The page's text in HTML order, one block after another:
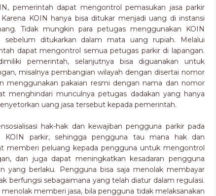
pemerintah dapat mengontrol pemasukan jasa parkir
KOIN hanya bisa ditukar menjadi uang di instansi
Tidak mungkin para petugas menggunakan KOIN
sebelum ditukarkan dalam mata uang rupiah. Melalui
dapat mengontrol semua petugas parkir di lapangan.
pemerintah, selanjutnya bisa diguanakan untuk
misalnya pembangian wilayah dengan disertai nomor
menggunakan pakaian resmi dengan nama dan nomor
menghindari munculnya petugas dadakan yang hanya
uang jasa tersebut kepada pemerintah.
hak-hak dan kewajiban pengguna parkir pada
KOIN parkir, sehingga pengguna tau mana hak dan
memberi peluang kepada pengguna untuk mengontrol
dan juga dapat meningkatkan kesadaran pengguna
yang berlaku. Pengguna bisa saja menolak membayar
berfungsi sebagaimana yang telah diatur dalam regulasi.
memberi jasa, bila pengguna tidak melaksanakan